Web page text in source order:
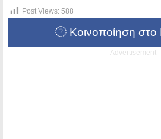
Post Views: 588
Κοινοποίηση
Advertisement